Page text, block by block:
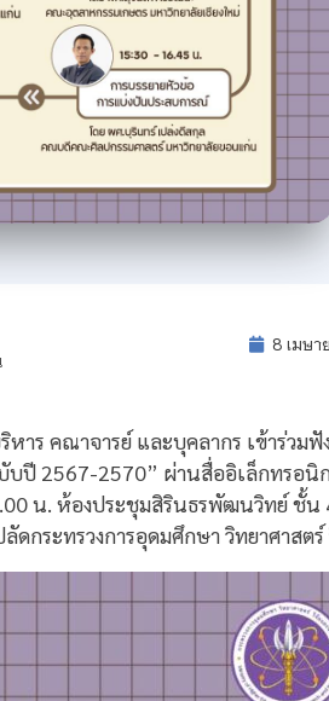
8 เมษา
าร คณาจารย์ และบุคลากร เข้าร่วม
บับปี 2567-2570” ผ่านสื่ออิเล็กทรอนิ
น. ห้องประชุมสิรินธรพัฒนวิทย์ ชั้น
ดกระทรวงการอุดมศึกษา วิทยาศาสตร์